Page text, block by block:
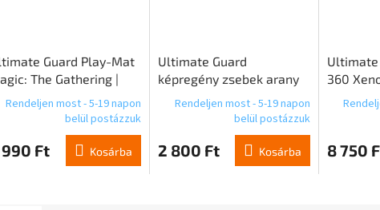
Guard Play-Mat
The Gathering |
Az utolsó
- kék Ritka
Rendeljen most - 5-19 napon
belül postázzuk
Ft Kosárba
Ultimate Guard
képregény zsebek arany
méret (100)
Rendeljen most - 5-19 napon
belül postázzuk
2 800 Ft Kosárba
Ultimate
360
8 750